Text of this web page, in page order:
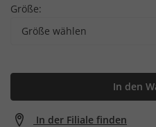
Größe:
Größe wählen
In den
In der Filiale finden